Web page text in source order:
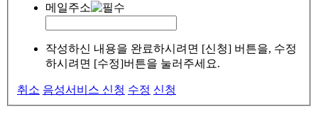
메일주소
작성하신 내용을 완료하시려면 [신청] 버튼을, 수정
하시려면 [수정]버튼을 눌러주세요.
취소 음성서비스 신청 수정 신청